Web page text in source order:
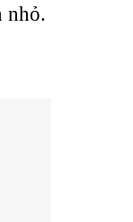
nhỏ.